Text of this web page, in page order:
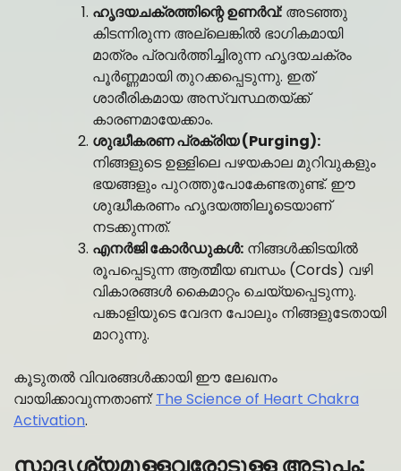
ഹൃദയചക്രത്തിന്റെ ഉണർവ്: അടഞ്ഞു
കിടന്നിരുന്ന അല്ലെങ്കിൽ ഭാഗികമായി
മാത്രം പ്രവർത്തിച്ചിരുന്ന ഹൃദയചക്രം
പൂർണ്ണമായി തുറക്കപ്പെടുന്നു. ഇത്
ശാരീരികമായ അസ്വസ്ഥതയ്ക്ക്
കാരണമായേക്കാം.
ശുദ്ധീകരണ പ്രക്രിയ (Purging):
നിങ്ങളുടെ ഉള്ളിലെ പഴയകാല മുറിവുകളും
ഭയങ്ങളും പുറത്തുപോകേണ്ടതുണ്ട്. ഈ
ശുദ്ധീകരണം ഹൃദയത്തിലൂടെയാണ്
നടക്കുന്നത്.
എനർജി കോർഡുകൾ: നിങ്ങൾക്കിടയിൽ
രൂപപ്പെടുന്ന ആത്മീയ ബന്ധം (Cords) വഴി
വികാരങ്ങൾ കൈമാറ്റം ചെയ്യപ്പെടുന്നു.
പങ്കാളിയുടെ വേദന പോലും നിങ്ങളുടേതായി
മാറുന്നു.
കൂടുതൽ വിവരങ്ങൾക്കായി ഈ ലേഖനം
വായിക്കാവുന്നതാണ്:The Science of Heart Chakra
Activation.
സാദൃശ്യമുള്ളവരോടുള്ള അടുപ്പം: